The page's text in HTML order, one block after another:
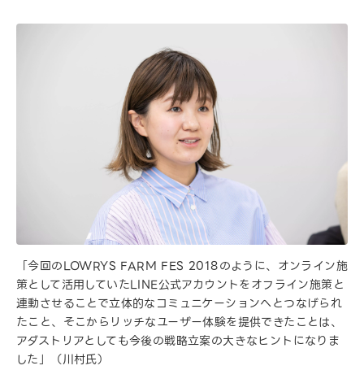
「今回のLOWRYS FARM FES 2018のように、オンライン施
策として活用していたLINE公式アカウントをオフライン施策と
連動させることで立体的なコミュニケーションへとつなげられ
たこと、そこからリッチなユーザー体験を提供できたことは、
アダストリアとしても今後の戦略立案の大きなヒントになりま
した」（川村氏）